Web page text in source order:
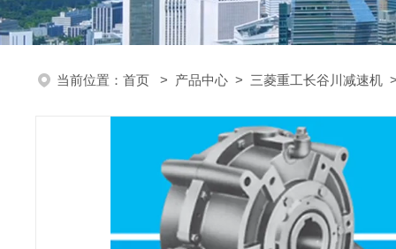
当前位置： 首页 > 产品中心 > 三菱重工长谷川减速机